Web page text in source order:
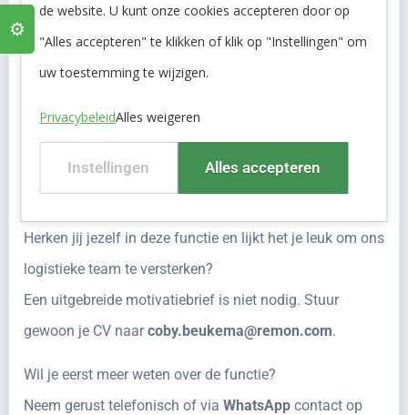
al ruim 45 jaar water voor plant, fabriek, mens en dier.
Wij vinden het de normaalste zaak van de wereld dat
Solliciteren
Herken jij jezelf in deze functie en lijkt het je leuk om ons
logistieke team te versterken?
Een uitgebreide motivatiebrief is niet nodig. Stuur
gewoon je CV naarcoby.beukema@remon.com.
Wil je eerst meer weten over de functie?
Neem gerust telefonisch of via WhatsApp contact op
de website. U kunt onze cookies accepteren door op
"Alles accepteren" te klikken of klik op "Instellingen" om
uw toestemming te wijzigen.
PrivacybeleidAlles weigeren
Instellingen Alles accepteren
⚙️